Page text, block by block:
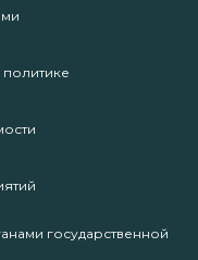
государственной